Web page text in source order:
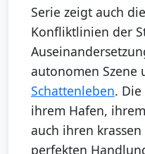
Serie zeigt auch
Konfliktlinien der
autonomen Szene
Schattenleben.
ihrem Hafen,
auch ihren
perfekten